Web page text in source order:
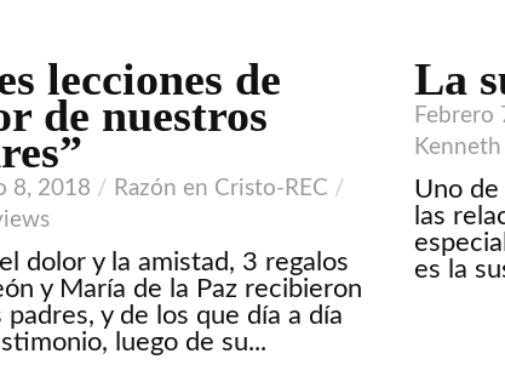
lecciones de
de nuestros
8, 2018
Razón en Cristo-REC
dolor y la amistad, 3 regalos
y María de la Paz recibieron
padres, y de los que día a día
luego de su...
La
Febrero
Uno
las
es la